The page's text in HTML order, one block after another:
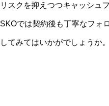
リスクを抑えつつキャッシュ
SKOでは契約後も丁寧なフォ
してみてはいかがでしょうか。